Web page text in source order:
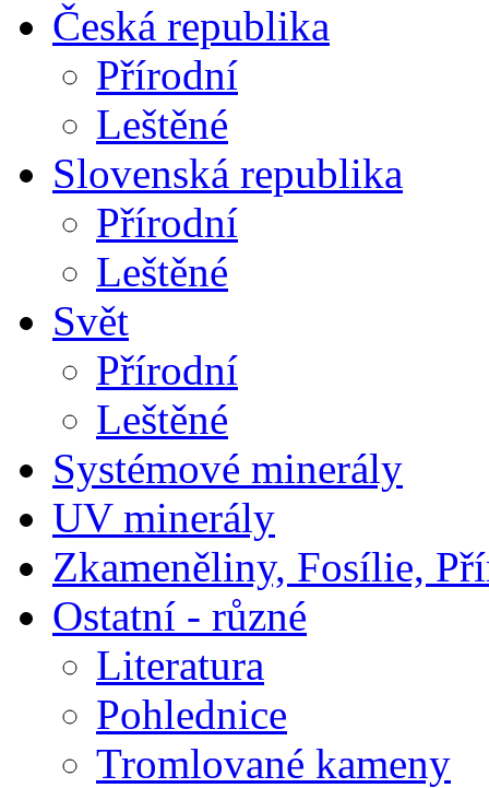
Česká republika
Přírodní
Leštěné
Slovenská republika
Přírodní
Leštěné
Svět
Přírodní
Leštěné
Systémové minerály
UV minerály
Zkameněliny, Fosílie,
Ostatní - různé
Literatura
Pohlednice
Tromlované kameny